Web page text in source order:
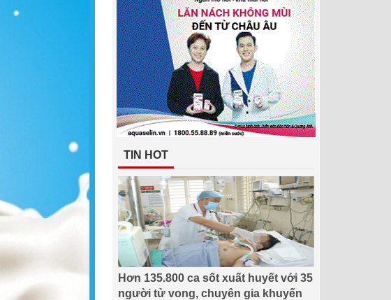
TIN HOT
Hơn 135.800 ca sốt xuất huyết với 35
người tử vong, chuyên gia khuyến